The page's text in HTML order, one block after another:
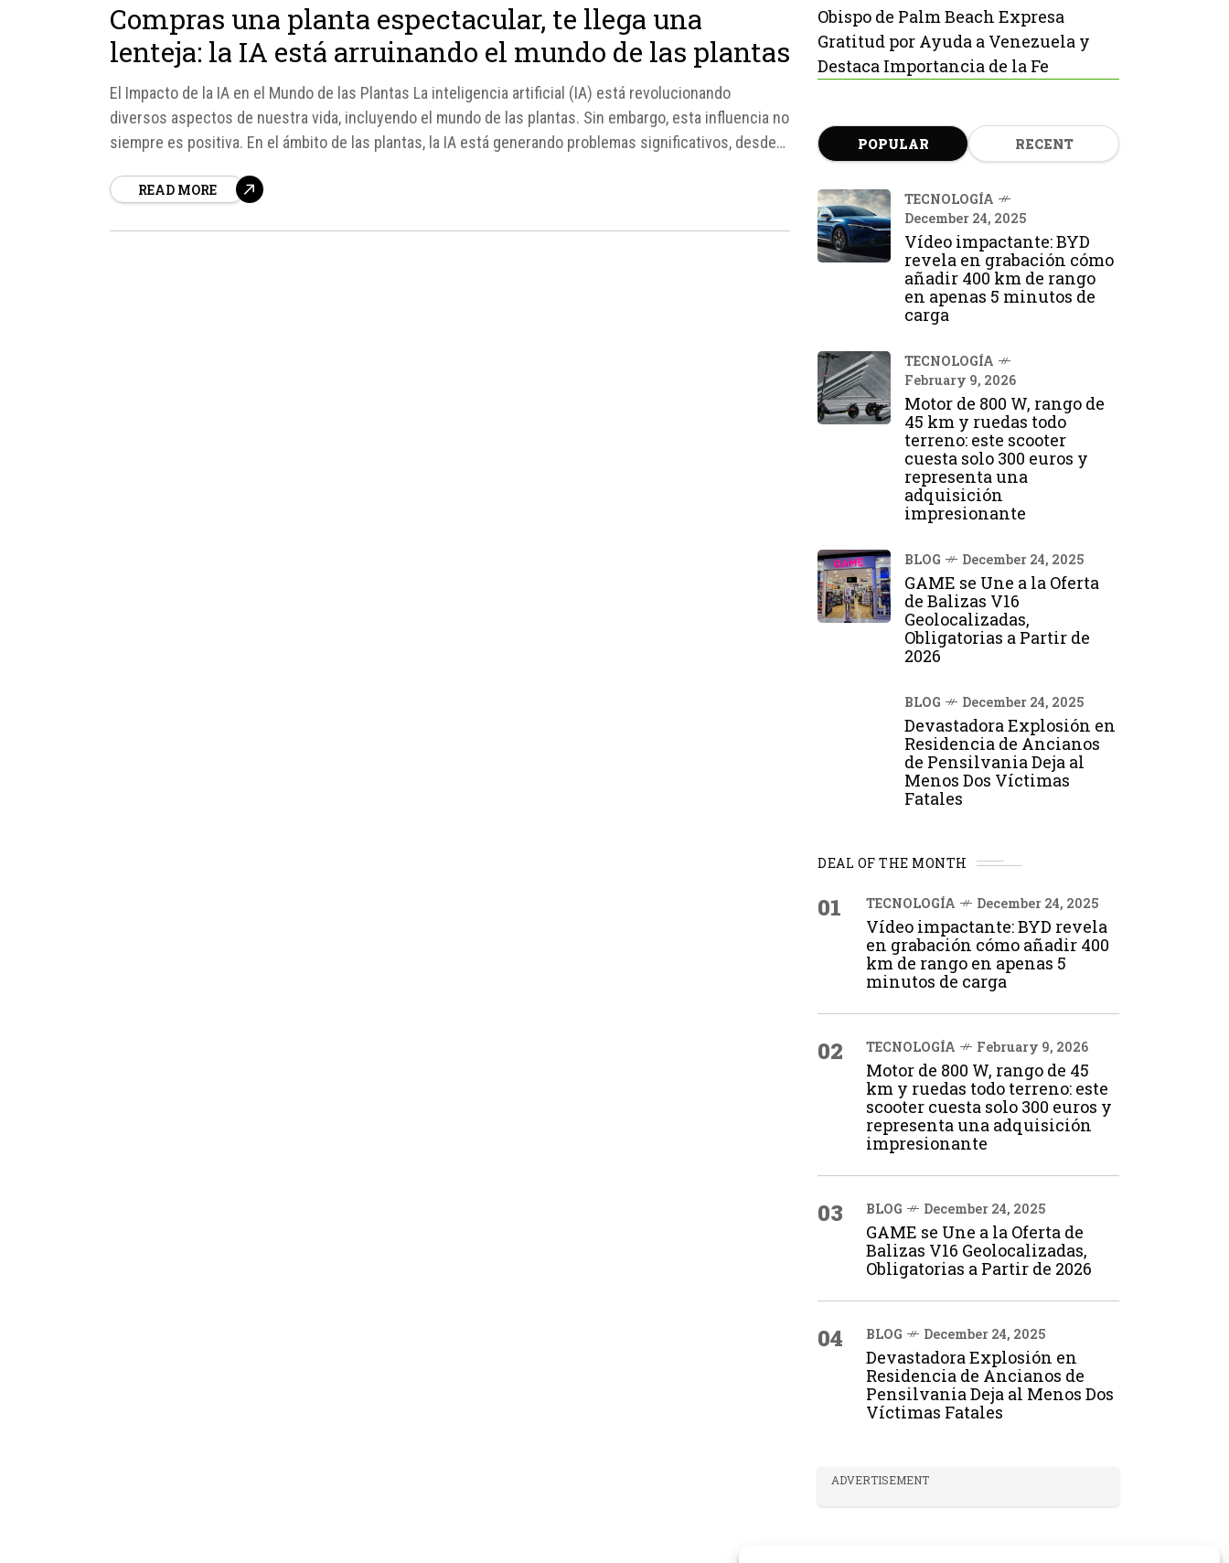
Compras una planta espectacular, te llega una
lenteja: la IA está arruinando el mundo de las plantas
El Impacto de la IA en el Mundo de las Plantas La inteligencia artificial (IA) está revolucionando
diversos aspectos de nuestra vida, incluyendo el mundo de las plantas. Sin embargo, esta influencia no
siempre es positiva. En el ámbito de las plantas, la IA está generando problemas significativos, desde
READ MORE
Obispo de Palm Beach Expresa
Gratitud por Ayuda a Venezuela y
Destaca Importancia de la Fe
POPULAR RECENT
TECNOLOGÍA
December 24, 2025
Vídeo impactante: BYD
revela en grabación cómo
añadir 400 km de rango
en apenas 5 minutos de
carga
TECNOLOGÍA
February 9, 2026
Motor de 800 W, rango de
45 km y ruedas todo
terreno: este scooter
cuesta solo 300 euros y
representa una
adquisición
impresionante
BLOG December 24, 2025
GAME se Une a la Oferta
de Balizas V16
Geolocalizadas,
Obligatorias a Partir de
2026
BLOG December 24, 2025
Devastadora Explosión en
Residencia de Ancianos
de Pensilvania Deja al
Menos Dos Víctimas
Fatales
DEAL OF THE MONTH
01 TECNOLOGÍA December 24, 2025
Vídeo impactante: BYD revela
en grabación cómo añadir 400
km de rango en apenas 5
minutos de carga
02 TECNOLOGÍA February 9, 2026
Motor de 800 W, rango de 45
km y ruedas todo terreno: este
scooter cuesta solo 300 euros y
representa una adquisición
impresionante
03 BLOG December 24, 2025
GAME se Une a la Oferta de
Balizas V16 Geolocalizadas,
Obligatorias a Partir de 2026
04 BLOG December 24, 2025
Devastadora Explosión en
Residencia de Ancianos de
Pensilvania Deja al Menos Dos
Víctimas Fatales
ADVERTISEMENT